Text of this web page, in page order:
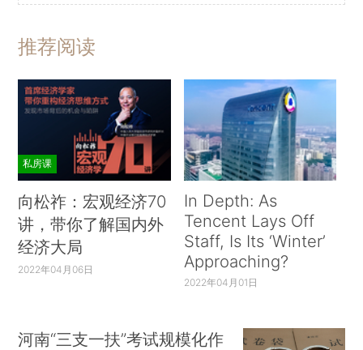
推荐阅读
私房课
向松祚：宏观经济70
讲，带你了解国内外
经济大局
2022年04月06日
In Depth: As
Tencent Lays Off
Staff, Is Its ‘Winter’
Approaching?
2022年04月01日
河南“三支一扶”考试规模化作